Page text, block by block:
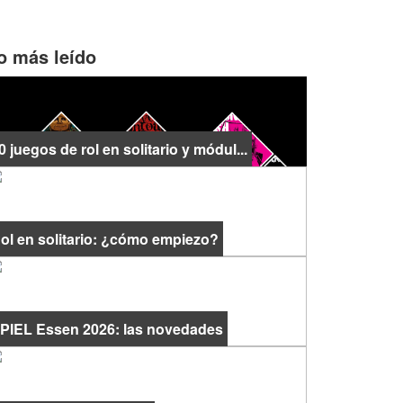
más leído
juegos de rol en solitario y módul...
en solitario: ¿cómo empiezo?
Essen 2026: las novedades